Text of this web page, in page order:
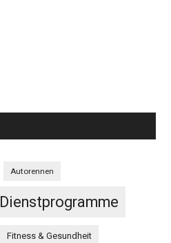
Autorennen
Dienstprogramme
Fitness & Gesundheit